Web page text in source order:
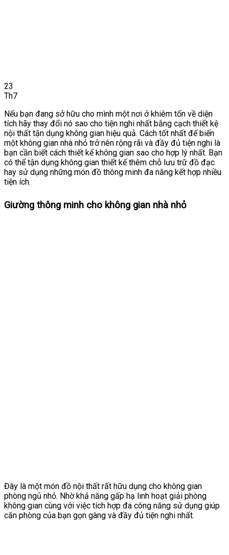
23
Th7
Nếu bạn đang sở hữu cho mình một nơi ở khiêm tốn về diện
tích hãy thay đổi nó sao cho tiện nghi nhất bằng cạch thiết kệ
nội thất tận dụng không gian hiệu quả. Cách tốt nhất để biến
một không gian nhà nhỏ trở nên rộng rãi và đầy đủ tiện nghi là
bạn cần biết cách thiết kế không gian sao cho hợp lý nhất. Bạn
có thể tận dụng không gian thiết kế thêm chỗ lưu trữ đồ đạc
hay sử dụng những món đồ thông minh đa năng kết hợp nhiều
tiện ích.
Giường thông minh cho không gian nhà nhỏ
Đây là một món đồ nội thất rất hữu dụng cho không gian
phòng ngủ nhỏ. Nhờ khả năng gấp hạ linh hoạt giải phòng
không gian cùng với việc tích hợp đa công năng sử dụng giúp
căn phòng của bạn gọn gàng và đầy đủ tiện nghi nhất.